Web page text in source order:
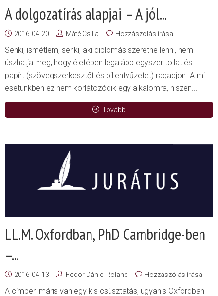
A dolgozatírás alapjai – A jól...
2016-04-20 Máté Csilla Hozzászólás írása
Senki, ismétlem, senki, aki diplomás szeretne lenni, nem
úszhatja meg, hogy életében legalább egyszer tollat és
papírt (szövegszerkesztőt és billentyűzetet) ragadjon. A mi
esetünkben ez nem korlátozódik egy alkalomra, hiszen...
Tovább
LL.M. Oxfordban, PhD Cambridge-ben
–...
2016-04-13 Fodor Dániel Roland Hozzászólás írása
A címben máris van egy kis csúsztatás, ugyanis Oxfordban